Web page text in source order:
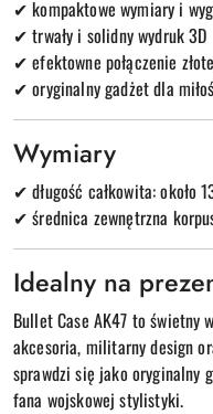
✔ kompaktowe wymiary i
✔ trwały i solidny wydruk 3D
✔ efektowne połączenie
✔ oryginalny gadżet dla
Wymiary
✔ długość całkowita: około
✔ średnica zewnętrzna
Idealny na
Bullet Case AK47 to świetny
akcesoria, militarny design
sprawdzi się jako oryginalny
fana wojskowej stylistyki.